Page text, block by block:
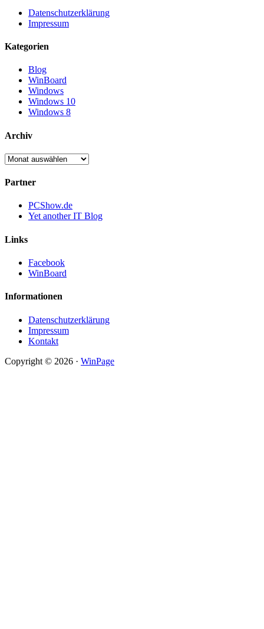
Datenschutzerklärung
Impressum
Kategorien
Blog
WinBoard
Windows
Windows 10
Windows 8
Archiv
Archiv
Partner
PCShow.de
Yet another IT Blog
Links
Facebook
WinBoard
Informationen
Datenschutzerklärung
Impressum
Kontakt
Copyright © 2026 · WinPage